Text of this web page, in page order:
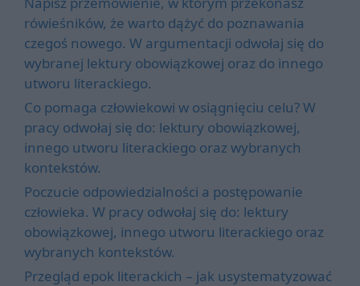
rówieśników, że warto dążyć do poznawania
czegoś nowego. W argumentacji odwołaj się do
wybranej lektury obowiązkowej oraz do innego
utworu literackiego.
Co pomaga człowiekowi w osiągnięciu celu? W
pracy odwołaj się do: lektury obowiązkowej,
innego utworu literackiego oraz wybranych
kontekstów.
Poczucie odpowiedzialności a postępowanie
człowieka. W pracy odwołaj się do: lektury
obowiązkowej, innego utworu literackiego oraz
wybranych kontekstów.
Przegląd epok literackich – jak usystematyzować